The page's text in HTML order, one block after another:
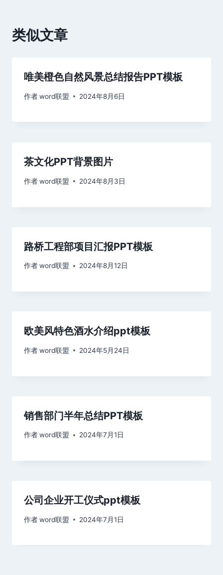
类似文章
唯美橙色自然风景总结报告PPT模板
作者word联盟 2024年8月6日
茶文化PPT背景图片
作者word联盟 2024年8月3日
路桥工程部项目汇报PPT模板
作者word联盟 2024年8月12日
欧美风特色酒水介绍ppt模板
作者word联盟 2024年5月24日
销售部门半年总结PPT模板
作者word联盟 2024年7月1日
公司企业开工仪式ppt模板
作者word联盟 2024年7月1日